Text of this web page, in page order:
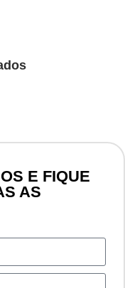
E FIQUE
AS